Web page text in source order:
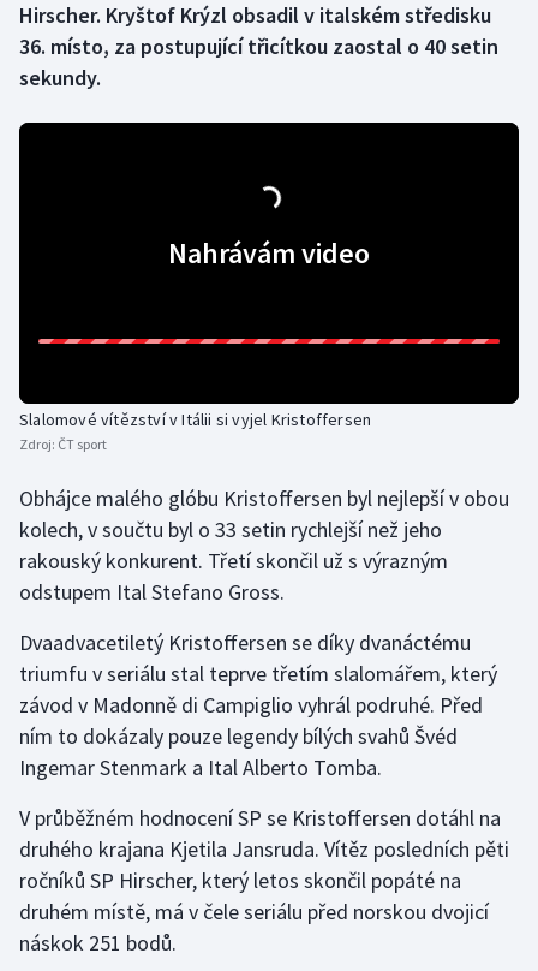
Dostihy
Florbal
Judo
Krasobruslení
Lezení
Moderní pětiboj
Motorsport
Parasport
Plavání
Hirscher. Kryštof Krýzl obsadil v italském středisku
36. místo, za postupující třicítkou zaostal o 40 setin
sekundy.
Nahrávám video
Slalomové vítězství v Itálii si vyjel Kristoffersen
Zdroj: ČT sport
Obhájce malého glóbu Kristoffersen byl nejlepší v obou
kolech, v součtu byl o 33 setin rychlejší než jeho
rakouský konkurent. Třetí skončil už s výrazným
odstupem Ital Stefano Gross.
Dvaadvacetiletý Kristoffersen se díky dvanáctému
triumfu v seriálu stal teprve třetím slalomářem, který
závod v Madonně di Campiglio vyhrál podruhé. Před
ním to dokázaly pouze legendy bílých svahů Švéd
Ingemar Stenmark a Ital Alberto Tomba.
V průběžném hodnocení SP se Kristoffersen dotáhl na
druhého krajana Kjetila Jansruda. Vítěz posledních pěti
ročníků SP Hirscher, který letos skončil popáté na
druhém místě, má v čele seriálu před norskou dvojicí
náskok 251 bodů.